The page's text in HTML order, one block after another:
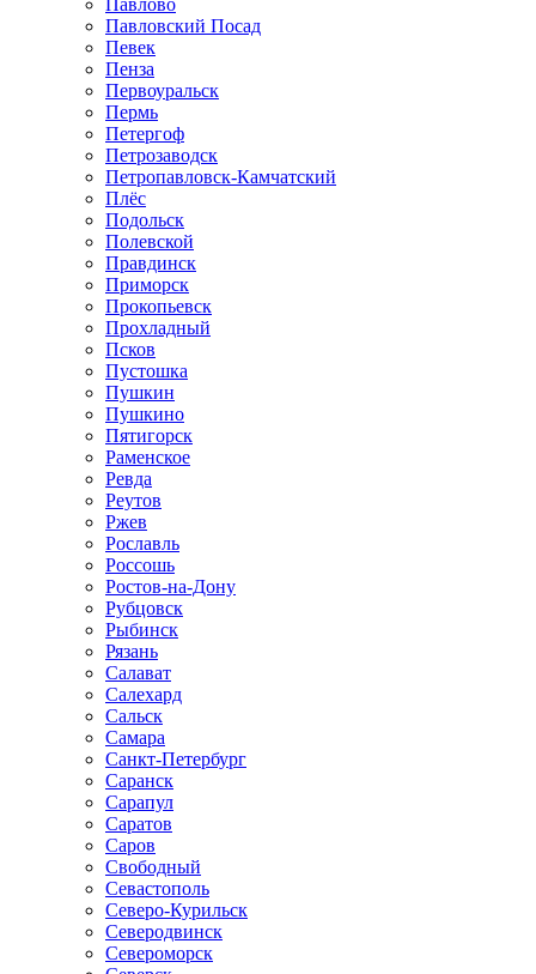
Павлово
Павловский Посад
Певек
Пенза
Первоуральск
Пермь
Петергоф
Петрозаводск
Петропавловск-Камчатский
Плёс
Подольск
Полевской
Правдинск
Приморск
Прокопьевск
Прохладный
Псков
Пустошка
Пушкин
Пушкино
Пятигорск
Раменское
Ревда
Реутов
Ржев
Рославль
Россошь
Ростов-на-Дону
Рубцовск
Рыбинск
Рязань
Салават
Салехард
Сальск
Самара
Санкт-Петербург
Саранск
Сарапул
Саратов
Саров
Свободный
Севастополь
Северо-Курильск
Северодвинск
Североморск